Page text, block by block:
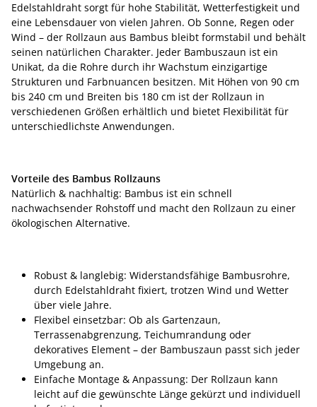
Edelstahldraht sorgt für hohe Stabilität, Wetterfestigkeit und
eine Lebensdauer von vielen Jahren. Ob Sonne, Regen oder
Wind – der Rollzaun aus Bambus bleibt formstabil und behält
seinen natürlichen Charakter. Jeder Bambuszaun ist ein
Unikat, da die Rohre durch ihr Wachstum einzigartige
Strukturen und Farbnuancen besitzen. Mit Höhen von 90 cm
bis 240 cm und Breiten bis 180 cm ist der Rollzaun in
verschiedenen Größen erhältlich und bietet Flexibilität für
unterschiedlichste Anwendungen.
Vorteile des Bambus Rollzauns
Natürlich & nachhaltig: Bambus ist ein schnell
nachwachsender Rohstoff und macht den Rollzaun zu einer
ökologischen Alternative.
Robust & langlebig: Widerstandsfähige Bambusrohre,
durch Edelstahldraht fixiert, trotzen Wind und Wetter
über viele Jahre.
Flexibel einsetzbar: Ob als Gartenzaun,
Terrassenabgrenzung, Teichumrandung oder
dekoratives Element – der Bambuszaun passt sich jeder
Umgebung an.
Einfache Montage & Anpassung: Der Rollzaun kann
leicht auf die gewünschte Länge gekürzt und individuell